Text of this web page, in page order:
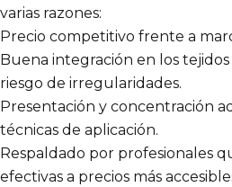
varias razones:
Precio competitivo frente a
Buena integración en los
riesgo de irregularidades.
Presentación y concentración
técnicas de aplicación.
Respaldado por profesionales
efectivas a precios más